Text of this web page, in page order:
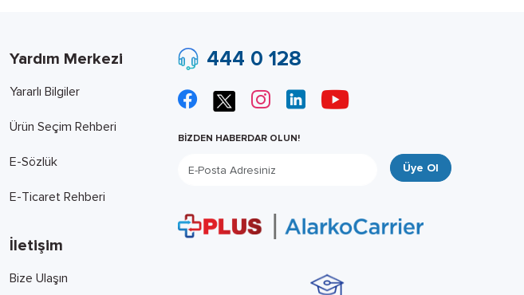
Yardım Merkezi
Yararlı Bilgiler
Ürün Seçim Rehberi
E-Sözlük
E-Ticaret Rehberi
İletişim
Bize Ulaşın
444 0 128
BİZDEN HABERDAR OLUN!
Üye Ol